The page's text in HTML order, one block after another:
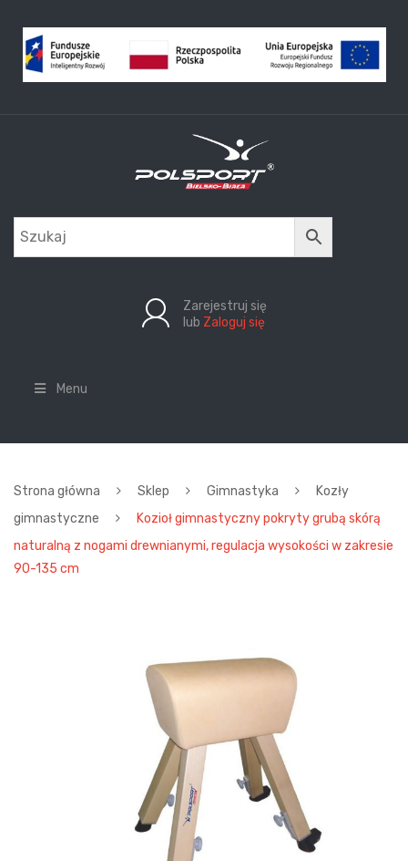
Zarejestruj się
lub Zaloguj się
Menu
Strona główna Sklep Gimnastyka
Kozły
gimnastyczne
Kozioł gimnastyczny pokryty grubą skórą
naturalną z nogami drewnianymi, regulacja wysokości w zakresie
90-135 cm